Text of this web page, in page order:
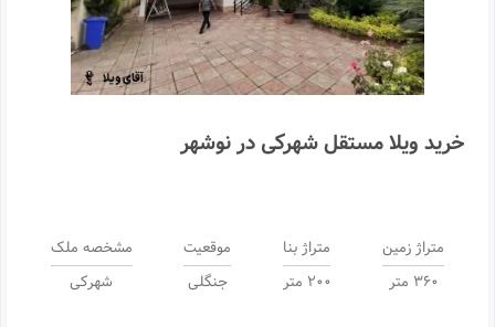
خرید ویلا مستقل شهرکی در نوشهر
متراژ زمین
360 متر
متراژ بنا
200 متر
موقعیت
جنگلی
مشخصه ملک
شهرکی